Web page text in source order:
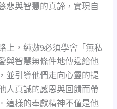
悲與智慧的真諦，實現自
上，純數9必須學會「無私
與智慧無條件地傳遞給他
並引導他們走向心靈的提
人真誠的感恩與回饋而帶
這樣的奉獻精神不僅是他